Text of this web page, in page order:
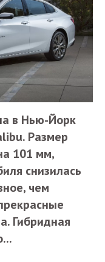
в Нью-Йорк
Размер
101 мм,
снизилась
чем
Гибридная